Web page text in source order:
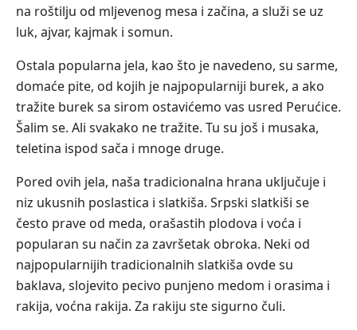
na roštilju od mljevenog mesa i začina, a služi se uz
luk, ajvar, kajmak i somun.
Ostala popularna jela, kao što je navedeno, su sarme,
domaće pite, od kojih je najpopularniji burek, a ako
tražite burek sa sirom ostavićemo vas usred Perućice.
Šalim se. Ali svakako ne tražite. Tu su još i musaka,
teletina ispod sača i mnoge druge.
Pored ovih jela, naša tradicionalna hrana uključuje i
niz ukusnih poslastica i slatkiša. Srpski slatkiši se
često prave od meda, orašastih plodova i voća i
popularan su način za završetak obroka. Neki od
najpopularnijih tradicionalnih slatkiša ovde su
baklava, slojevito pecivo punjeno medom i orasima i
rakija, voćna rakija. Za rakiju ste sigurno čuli.